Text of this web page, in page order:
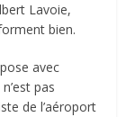
Lavoie,
bien.
avec
pas
de l’aéroport